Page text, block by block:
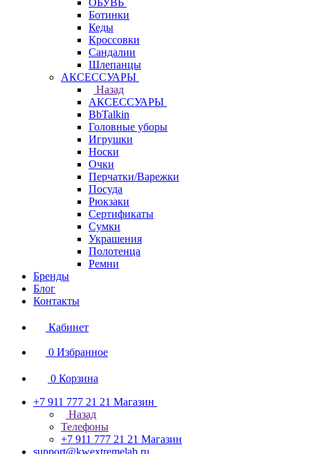
ОБУВЬ
Ботинки
Кеды
Кроссовки
Сандалии
Шлепанцы
АКСЕССУАРЫ
Назад
АКСЕССУАРЫ
BbTalkin
Головные уборы
Игрушки
Носки
Очки
Перчатки/Варежки
Посуда
Рюкзаки
Сертификаты
Сумки
Украшения
Полотенца
Ремни
Бренды
Блог
Контакты
Кабинет
0 Избранное
0 Корзина
+7 911 777 21 21 Магазин
Назад
Телефоны
+7 911 777 21 21 Магазин
support@kwextremelab.ru